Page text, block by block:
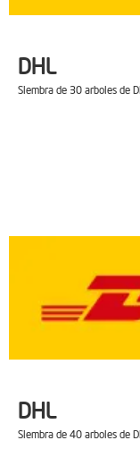
DHL
Siembra de 30 arboles de
DHL
Siembra de 40 arboles de